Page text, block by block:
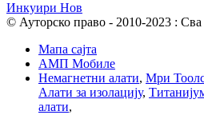
Инкуири Нов
© Ауторско право - 2010-2023 : Сва
Мапа сајта
АМП Мобиле
Немагнетни алати, Мри
Алати за изолацију,
алати,